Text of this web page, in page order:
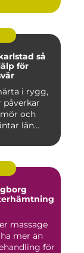
så
för
i rygg,
påverkar
och
län...
massage
mer än
för